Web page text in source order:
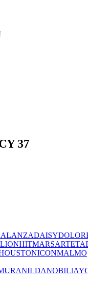
37
ALANZADAISY
LIONHITMARSARTE
ICONMALMO
NILDANOBILIA